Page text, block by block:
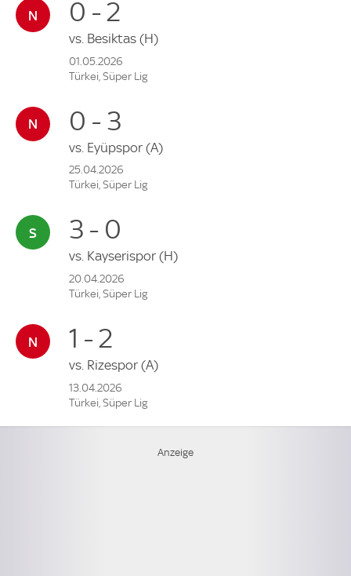
0 - 2
vs. Besiktas (H)
01.05.2026
Türkei, Süper Lig
0 - 3
vs. Eyüpspor (A)
25.04.2026
Türkei, Süper Lig
3 - 0
vs. Kayserispor (H)
20.04.2026
Türkei, Süper Lig
1 - 2
vs. Rizespor (A)
13.04.2026
Türkei, Süper Lig